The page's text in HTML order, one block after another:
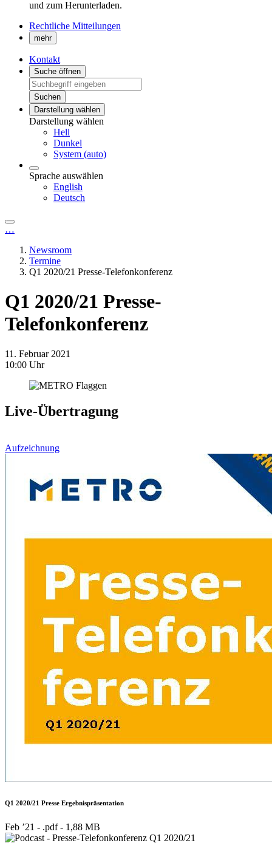
und zum Herunterladen.
Rechtliche Mitteilungen
mehr
Kontakt
Suche öffnen
Suchen
Darstellung wählen
Darstellung wählen
Hell
Dunkel
System (auto)
Sprache auswählen
English
Deutsch
…
Newsroom
Termine
Q1 2020/21 Presse-Telefonkonferenz
Q1 2020/21 Presse-
Telefonkonferenz
11. Februar 2021
10:00 Uhr
Live-Übertragung
Aufzeichnung
Q1 2020/21 Presse Ergebnispräsentation
Feb ’21 - .pdf - 1,88 MB